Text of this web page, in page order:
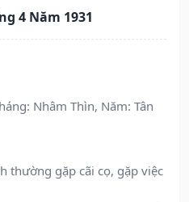
4 Năm 1931
Nhâm Thìn, Năm: Tân
thường gặp cãi cọ, gặp việc